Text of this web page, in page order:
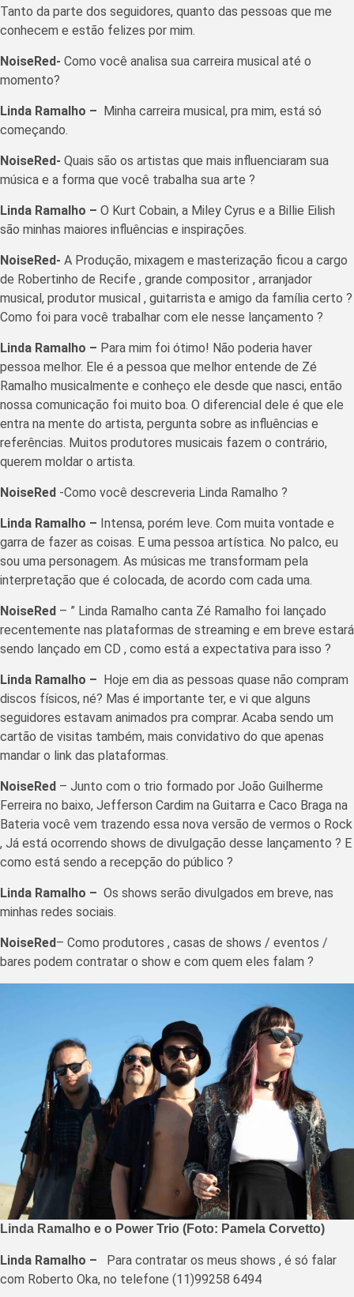
Tanto da parte dos seguidores, quanto das pessoas que me
conhecem e estão felizes por mim.
NoiseRed- Como você analisa sua carreira musical até o
momento?
Linda Ramalho – Minha carreira musical, pra mim, está só
começando.
NoiseRed- Quais são os artistas que mais influenciaram sua
música e a forma que você trabalha sua arte ?
Linda Ramalho – O Kurt Cobain, a Miley Cyrus e a Billie Eilish
são minhas maiores influências e inspirações.
NoiseRed- A Produção, mixagem e masterização ficou a cargo
de Robertinho de Recife , grande compositor , arranjador
musical, produtor musical , guitarrista e amigo da família certo ?
Como foi para você trabalhar com ele nesse lançamento ?
Linda Ramalho – Para mim foi ótimo! Não poderia haver
pessoa melhor. Ele é a pessoa que melhor entende de Zé
Ramalho musicalmente e conheço ele desde que nasci, então
nossa comunicação foi muito boa. O diferencial dele é que ele
entra na mente do artista, pergunta sobre as influências e
referências. Muitos produtores musicais fazem o contrário,
querem moldar o artista.
NoiseRed -Como você descreveria Linda Ramalho ?
Linda Ramalho – Intensa, porém leve. Com muita vontade e
garra de fazer as coisas. E uma pessoa artística. No palco, eu
sou uma personagem. As músicas me transformam pela
interpretação que é colocada, de acordo com cada uma.
NoiseRed – ” Linda Ramalho canta Zé Ramalho foi lançado
recentemente nas plataformas de streaming e em breve estará
sendo lançado em CD , como está a expectativa para isso ?
Linda Ramalho – Hoje em dia as pessoas quase não compram
discos físicos, né? Mas é importante ter, e vi que alguns
seguidores estavam animados pra comprar. Acaba sendo um
cartão de visitas também, mais convidativo do que apenas
mandar o link das plataformas.
NoiseRed – Junto com o trio formado por João Guilherme
Ferreira no baixo, Jefferson Cardim na Guitarra e Caco Braga na
Bateria você vem trazendo essa nova versão de vermos o Rock
, Já está ocorrendo shows de divulgação desse lançamento ? E
como está sendo a recepção do público ?
Linda Ramalho – Os shows serão divulgados em breve, nas
minhas redes sociais.
NoiseRed– Como produtores , casas de shows / eventos /
bares podem contratar o show e com quem eles falam ?
Linda Ramalho e o Power Trio (Foto: Pamela Corvetto)
Linda Ramalho –
Para contratar os meus shows , é só falar
com Roberto Oka, no telefone (11)99258 6494